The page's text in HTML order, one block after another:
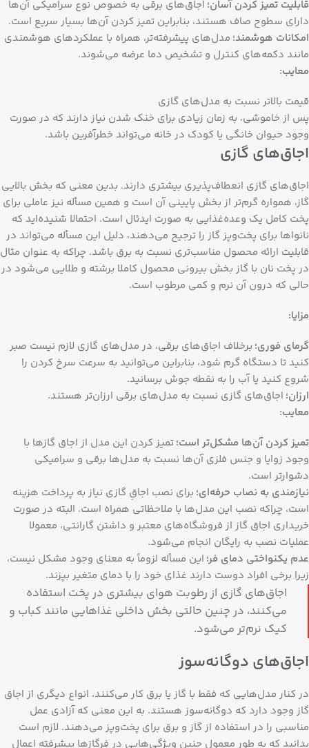
قابلیت تمیز کردن آسان؛ اجاق‌های برقی به خصوص نوع سرامیکی آن‌ها
دارای سطوح صاف هستند، بنابراین تمیز کردن آن‌ها بسیار سریع است.
امکانات هوشمند؛ مدل‌های پیشرفته‌تر، همراه با عملکردهای هوشمندی
مانند دکمه‌های کنترل و تشخیص دما عرضه می‌شوند.
معایب:
قیمت بالاتر نسبت به مدل‌های گازی
پس از خاموشی، به زمان زیادی برای خنک شدن نیاز دارند که در صورت
وجود حیوان خانگی یا کودک در خانه می‌تواند خطرآفرین باشد.
اجاق‌های گازی
اجاق‌های گازی انعطاف‌پذیری بیشتری دارند. بدین معنی که بخش بالایی
گاز، همواره گرم‌تر از بخش پایینی آن است و همین مسأله نیز عاملی برای
پخت کامل یک وعده‌غذایی به صورت ایدئال است. احتمالا شنیده‌اید که
نانواها برای پخت‌و‌پز گاز را ترجیح می‌دهند، دلیل این مسأله می‌تواند در
قابلیت ارائه محصول مناسب‌تری نسبت به برق باشد. چراکه به عنوان مثال
در پخت نان با گاز بخش بیرونی محصول کاملا برشته و طلایی می‌شود در
حالی که درون آن نرم و کمی مرطوب است.
مزایا:
گرمای فوری؛ برخلاف اجاق‌های برقی، در مدل‌های گازی لازم نیست صبر
کنید تا دستگاه گرم شود، بنابراین می‌توانید به سرعت سرخ کردن را
شروع کنید یا آب را به نقطه جوش برسانید.
ارزان؛ اجاق‌های گازی نسبت به مدل‌های برقی ارزان‌تر هستند.
معایب:
تمیز کردن آن‌ها مشکل‌تر است؛تمیز کردن این مدل از اجاق گازها با
وجود زوایا و جنس فلزی آن‌ها نسبت به مدل‌ها برقی و سرامیکی
دشوارتر است.
نیازمندی به نصاب حرفه‌ای؛ برای نصب اجاقِ گازی نیاز به پرداخت هزینه
است، چراکه نصب این مدل‌ها با ملاحظاتی همراه است. البته در صورت
خریداری اجاق گاز از فروشگاه‌های معتبر و داشتن گارانتی، معمولا
عملیات نصب به رایگان انجام می‌شود.
عدم یکنواختی دمای فر؛ این مسأله لزوماً به معنای وجود مشکل نیست،
زیرا برخی افراد دوست دارند غذای خود را با دمای متغیر بپزند.
اجاق‌های گازی از رطوبت هوای بیشتری در پخت استفاده
می‌کنند، در چنین حالتی بخش داخلی غذاهایی مانند کباب و
کیک نرم‌تر می‌شود.
اجاق‌های دوگانه‌سوز
در کنار مدل‌هایی که فقط با گاز یا برق کار می‌کنند، انواع دیگری از اجاق
گاز وجود دارد که دوگانه‌سوز هستند. به این معنی که آزادی عمل
مناسبی را در استفاده از گاز و برق برای پخت‌وپز می‌دهند. لازم است
بدانید که به طور معمول چنین ویژگی‌هایی در فرگازها پیشرفته اعمال